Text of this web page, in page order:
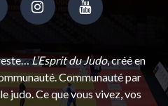
L’Esprit du Judo, créé en
Communauté par
judo. Ce que vous vivez, vos